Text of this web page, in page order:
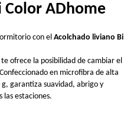
ADhome
con el Acolchado liviano Bi
ofrece la posibilidad de cambiar el
en microfibra de alta
garantiza suavidad, abrigo y
estaciones.